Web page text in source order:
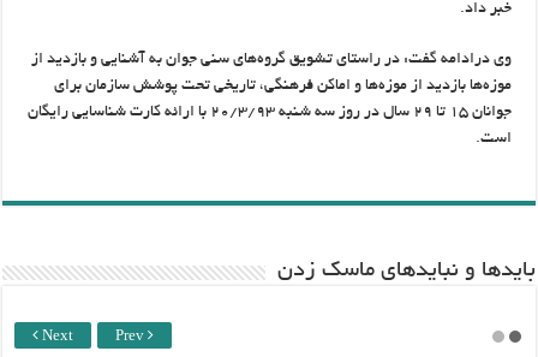
خبر داد.
وی درادامه گفت: در راستای تشویق گروه‌های سنی جوان به آشنایی و بازدید از
موزه‌ها بازدید از موزه‌ها و اماکن فرهنگی، تاریخی تحت پوشش سازمان برای
جوانان ۱۵ تا ۲۹ سال در روز سه شنبه ۲۰/۳/۹۳ با ارائه کارت شناسایی رایگان
است.
باید‌ها و نبایدهای ماسک زدن
Next Prev